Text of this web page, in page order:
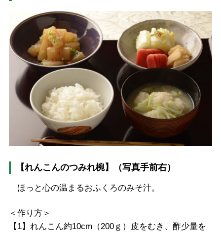
【れんこんのつみれ椀】（写真手前右）
ほっと心の温まるおふくろのみそ汁。
＜作り方＞
【1】れんこん約10cm（200ｇ）皮をむき、酢少量を